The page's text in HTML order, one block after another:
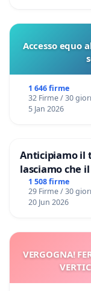
Accesso equo
1 646 firme
32 Firme / 30
5 Jan 2026
Anticipiamo il
lasciamo che
Domenico
1 508 firme
29 Firme / 30
20 Jun 2026
VERGOGNA!